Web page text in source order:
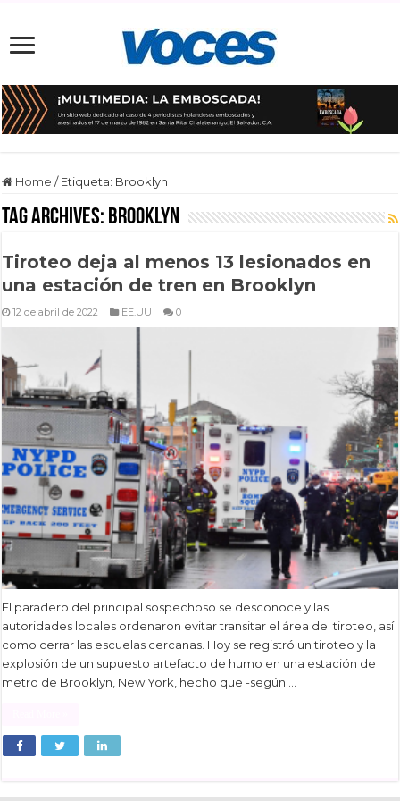
Home / Etiqueta: Brooklyn
Tag Archives: Brooklyn
Tiroteo deja al menos 13 lesionados en
una estación de tren en Brooklyn
12 de abril de 2022 EE.UU 0
El paradero del principal sospechoso se desconoce y las
autoridades locales ordenaron evitar transitar el área del tiroteo, así
como cerrar las escuelas cercanas. Hoy se registró un tiroteo y la
explosión de un supuesto artefacto de humo en una estación de
metro de Brooklyn, New York, hecho que -según …